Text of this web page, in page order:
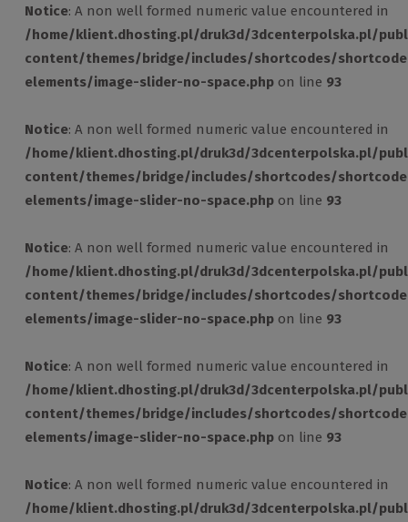
Notice: A non well formed numeric value encountered in
/home/klient.dhosting.pl/druk3d/3dcenterpolska.pl/
content/themes/bridge/includes/shortcodes/
elements/image-slider-no-space.php on line 93
Notice: A non well formed numeric value encountered in
/home/klient.dhosting.pl/druk3d/3dcenterpolska.pl/
content/themes/bridge/includes/shortcodes/
elements/image-slider-no-space.php on line 93
Notice: A non well formed numeric value encountered in
/home/klient.dhosting.pl/druk3d/3dcenterpolska.pl/
content/themes/bridge/includes/shortcodes/
elements/image-slider-no-space.php on line 93
Notice: A non well formed numeric value encountered in
/home/klient.dhosting.pl/druk3d/3dcenterpolska.pl/
content/themes/bridge/includes/shortcodes/
elements/image-slider-no-space.php on line 93
Notice: A non well formed numeric value encountered in
/home/klient.dhosting.pl/druk3d/3dcenterpolska.pl/